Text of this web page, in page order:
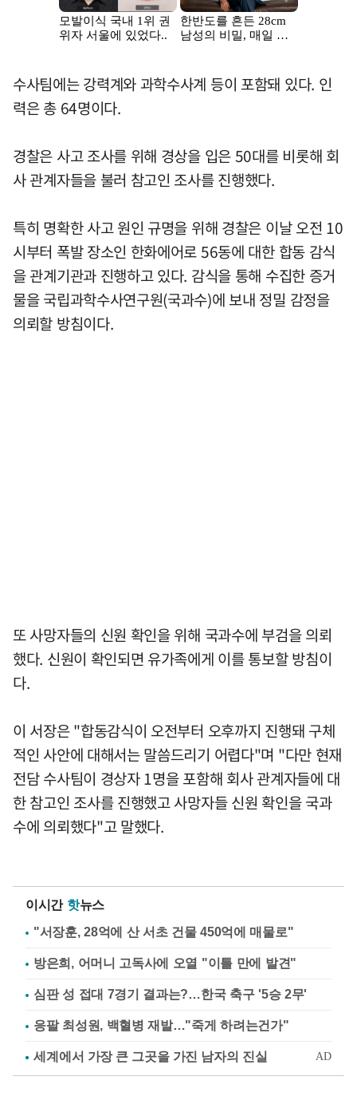
수사팀에는 강력계와 과학수사계 등이 포함돼 있다. 인
력은 총 64명이다.
경찰은 사고 조사를 위해 경상을 입은 50대를 비롯해 회
사 관계자들을 불러 참고인 조사를 진행했다.
특히 명확한 사고 원인 규명을 위해 경찰은 이날 오전 10
시부터 폭발 장소인 한화에어로 56동에 대한 합동 감식
을 관계기관과 진행하고 있다. 감식을 통해 수집한 증거
물을 국립과학수사연구원(국과수)에 보내 정밀 감정을
의뢰할 방침이다.
또 사망자들의 신원 확인을 위해 국과수에 부검을 의뢰
했다. 신원이 확인되면 유가족에게 이를 통보할 방침이
다.
이 서장은 "합동감식이 오전부터 오후까지 진행돼 구체
적인 사안에 대해서는 말씀드리기 어렵다"며 "다만 현재
전담 수사팀이 경상자 1명을 포함해 회사 관계자들에 대
한 참고인 조사를 진행했고 사망자들 신원 확인을 국과
수에 의뢰했다"고 말했다.
이시간 핫뉴스
"서장훈, 28억에 산 서초 건물 450억에 매물로"
방은희, 어머니 고독사에 오열 "이틀 만에 발견"
심판 성 접대 7경기 결과는?…한국 축구 '5승 2무'
응팔 최성원, 백혈병 재발…"죽게 하려는건가"